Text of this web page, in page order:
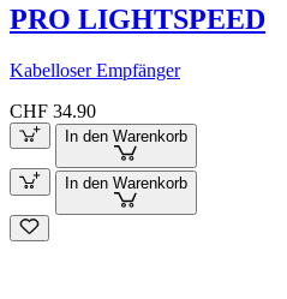
PRO LIGHTSPEED
Kabelloser Empfänger
CHF 34.90
In den Warenkorb
In den Warenkorb